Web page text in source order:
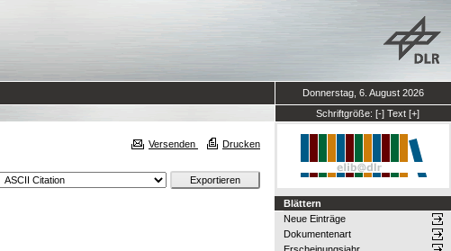
Donnerstag, 6. August 2026
Schriftgröße: [-] Text [+]
Versenden Drucken
Blättern
Neue Einträge
Dokumentenart